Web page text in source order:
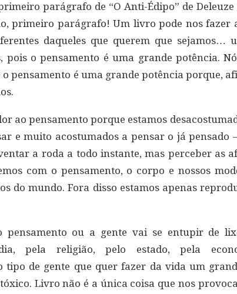
parágrafo de “O Anti-Édipo” de
primeiro parágrafo! Um livro pode nos fazer
daqueles que querem que sejamos…
pois o pensamento é uma grande potência.
o pensamento é uma grande potência porque,
ao pensamento porque estamos
e muito acostumados a pensar o já pensado
a roda a todo instante, mas perceber as
com o pensamento, o corpo e nossos
do mundo. Fora disso estamos apenas
pensamento ou a gente vai se entupir de
pela religião, pelo estado, pela
de gente que quer fazer da vida um
Livro não é a única coisa que nos